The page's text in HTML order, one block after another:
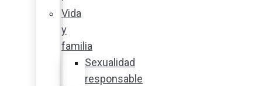
Vida
y
familia
Sexualidad
responsable